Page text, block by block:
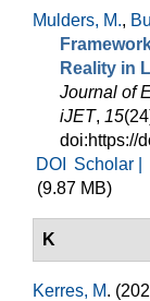
Mulders, M.,
Reality in
Journal of
iJET, 15
doi:https://
DOI
Scholar |
(9.87 MB)
K
Kerres, M.